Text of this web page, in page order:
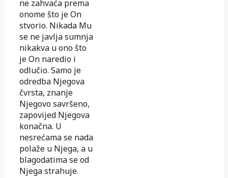
ne zahvaća prema
onome što je On
stvorio. Nikada Mu
se ne javlja sumnja
nikakva u ono što
je On naredio i
odlučio. Samo je
odredba Njegova
čvrsta, znanje
Njegovo savršeno,
zapovijed Njegova
konačna. U
nesrećama se nada
polaže u Njega, a u
blagodatima se od
Njega strahuje.